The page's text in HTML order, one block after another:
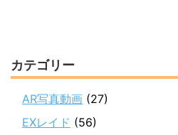
カテゴリー
AR写真動画 (27)
EXレイド (56)